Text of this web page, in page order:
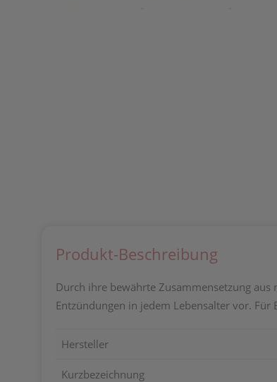
Produkt-Beschreibung
Durch ihre bewährte Zusammensetzung
Entzündungen in jedem Lebensalter vor. Für
Hersteller
Kurzbezeichnung